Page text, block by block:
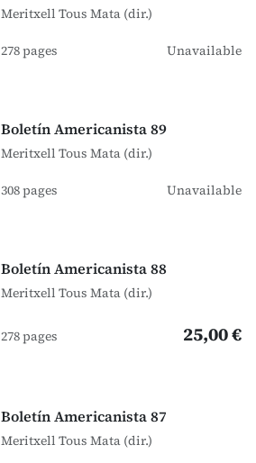
Meritxell Tous Mata (dir.)
278 pages Unavailable
Boletín Americanista 89
Meritxell Tous Mata (dir.)
308 pages Unavailable
Boletín Americanista 88
Meritxell Tous Mata (dir.)
278 pages 25,00 €
Boletín Americanista 87
Meritxell Tous Mata (dir.)